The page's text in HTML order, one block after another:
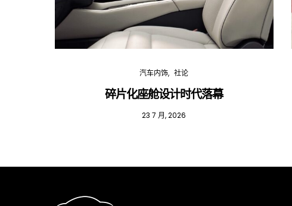
汽车内饰 社论
碎片化座舱设计时代落幕
23 7 月, 2026